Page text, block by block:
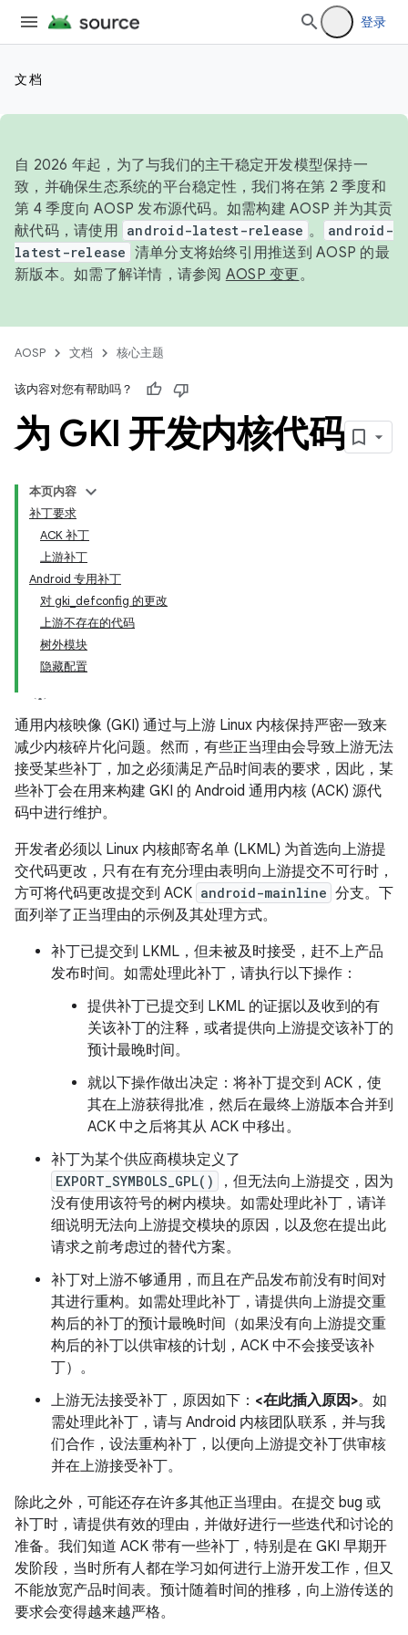
登录
文档
自 2026 年起，为了与我们的主干稳定开发模型保持一
致，并确保生态系统的平台稳定性，我们将在第 2 季度和
第 4 季度向 AOSP 发布源代码。如需构建 AOSP 并为其贡
献代码，请使用 android-latest-release 。
android-
latest-release 清单分支将始终引用推送到 AOSP 的最
新版本。如需了解详情，请参阅 AOSP 变更。
AOSP 文档 核心主题
该内容对您有帮助吗？
为 GKI 开发内核代码
本页内容
补丁要求
ACK 补丁
上游补丁
Android 专用补丁
对 gki_defconfig 的更改
上游不存在的代码
树外模块
隐藏配置
通用内核映像 (GKI) 通过与上游 Linux 内核保持严密一致来
减少内核碎片化问题。然而，有些正当理由会导致上游无法
接受某些补丁，加之必须满足产品时间表的要求，因此，某
些补丁会在用来构建 GKI 的 Android 通用内核 (ACK) 源代
码中进行维护。
开发者必须以 Linux 内核邮寄名单 (LKML) 为首选向上游提
交代码更改，只有在有充分理由表明向上游提交不可行时，
方可将代码更改提交到 ACK android-mainline 分支。下
面列举了正当理由的示例及其处理方式。
补丁已提交到 LKML，但未被及时接受，赶不上产品
发布时间。如需处理此补丁，请执行以下操作：
提供补丁已提交到 LKML 的证据以及收到的有
关该补丁的注释，或者提供向上游提交该补丁的
预计最晚时间。
就以下操作做出决定：将补丁提交到 ACK，使
其在上游获得批准，然后在最终上游版本合并到
ACK 中之后将其从 ACK 中移出。
补丁为某个供应商模块定义了
EXPORT_SYMBOLS_GPL()
，但无法向上游提交，因为
没有使用该符号的树内模块。如需处理此补丁，请详
细说明无法向上游提交模块的原因，以及您在提出此
请求之前考虑过的替代方案。
补丁对上游不够通用，而且在产品发布前没有时间对
其进行重构。如需处理此补丁，请提供向上游提交重
构后的补丁的预计最晚时间（如果没有向上游提交重
构后的补丁以供审核的计划，ACK 中不会接受该补
丁）。
上游无法接受补丁，原因如下： <在此插入原因>。如
需处理此补丁，请与 Android 内核团队联系，并与我
们合作，设法重构补丁，以便向上游提交补丁供审核
并在上游接受补丁。
除此之外，可能还存在许多其他正当理由。在提交 bug 或
补丁时，请提供有效的理由，并做好进行一些迭代和讨论的
准备。我们知道 ACK 带有一些补丁，特别是在 GKI 早期开
发阶段，当时所有人都在学习如何进行上游开发工作，但又
不能放宽产品时间表。预计随着时间的推移，向上游传送的
要求会变得越来越严格。